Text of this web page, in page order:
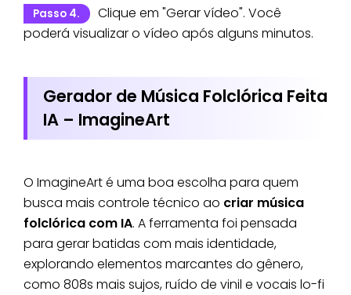
Passo 4.
Clique em "Gerar vídeo". Você
poderá visualizar o vídeo após alguns minutos.
Gerador de Música Folclórica Feita
IA – ImagineArt
O ImagineArt é uma boa escolha para quem
busca mais controle técnico ao criar música
folclórica com IA. A ferramenta foi pensada
para gerar batidas com mais identidade,
explorando elementos marcantes do gênero,
como 808s mais sujos, ruído de vinil e vocais lo-fi